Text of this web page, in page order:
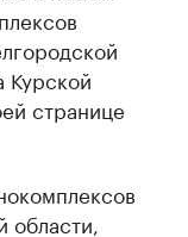
странице
области,